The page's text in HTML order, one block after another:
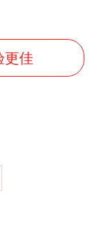
更佳